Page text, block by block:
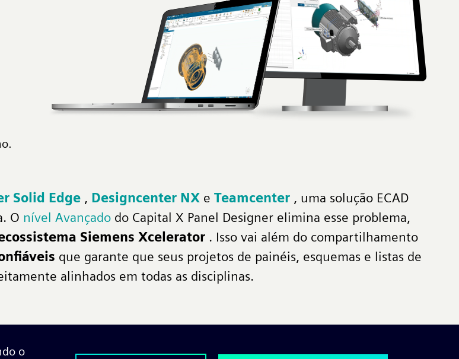
Solid Edge , Designcenter NX eTeamcenter , uma solução ECAD
O nível Avançado do Capital X Panel Designer elimina esse problema,
Siemens Xcelerator . Isso vai além do compartilhamento
que garante que seus projetos de painéis, esquemas e listas de
alinhados em todas as disciplinas.
o